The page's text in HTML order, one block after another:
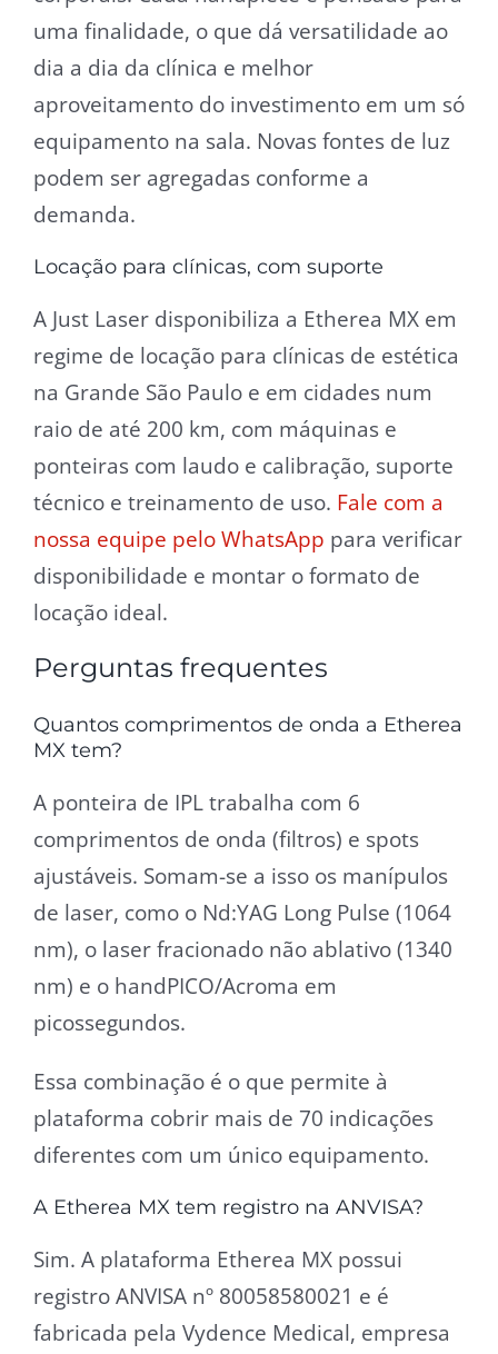
uma finalidade, o que dá versatilidade ao
dia a dia da clínica e melhor
aproveitamento do investimento em um só
equipamento na sala. Novas fontes de luz
podem ser agregadas conforme a
demanda.
Locação para clínicas, com suporte
A Just Laser disponibiliza a Etherea MX em
regime de locação para clínicas de estética
na Grande São Paulo e em cidades num
raio de até 200 km, com máquinas e
ponteiras com laudo e calibração, suporte
técnico e treinamento de uso. Fale com a
nossa equipe pelo WhatsApp para verificar
disponibilidade e montar o formato de
locação ideal.
Perguntas frequentes
Quantos comprimentos de onda a Etherea
MX tem?
A ponteira de IPL trabalha com 6
comprimentos de onda (filtros) e spots
ajustáveis. Somam-se a isso os manípulos
de laser, como o Nd:YAG Long Pulse (1064
nm), o laser fracionado não ablativo (1340
nm) e o handPICO/Acroma em
picossegundos.
Essa combinação é o que permite à
plataforma cobrir mais de 70 indicações
diferentes com um único equipamento.
A Etherea MX tem registro na ANVISA?
Sim. A plataforma Etherea MX possui
registro ANVISA nº 80058580021 e é
fabricada pela Vydence Medical, empresa